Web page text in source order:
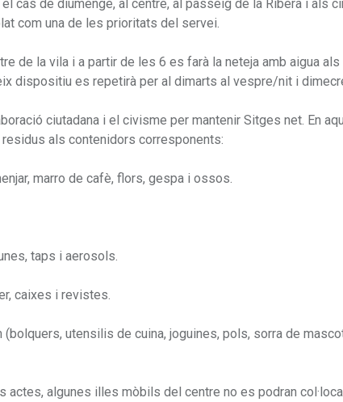
cas de diumenge, al centre, al passeig de la Ribera i als
com una de les prioritats del servei.
de la vila i a partir de les 6 es farà la neteja amb aigua als
dispositiu es repetirà per al dimarts al vespre/nit i
ciutadana i el civisme per mantenir Sitges net. En
als contenidors corresponents:
marro de cafè, flors, gespa i ossos.
taps i aerosols.
caixes i revistes.
utensilis de cuina, joguines, pols, sorra de
algunes illes mòbils del centre no es podran